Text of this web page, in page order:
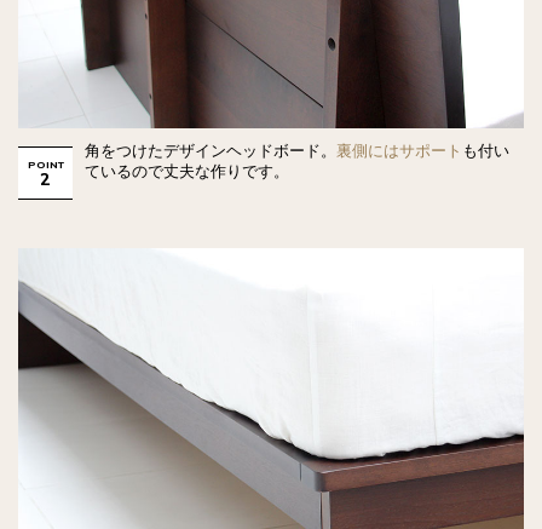
POINT
2
角をつけたデザインヘッドボード。 裏側にはサポート も付い
ているので丈夫な作りです。